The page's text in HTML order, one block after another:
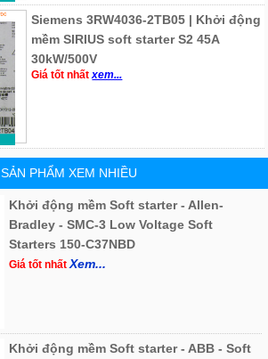
Siemens 3RW4036-2TB05 | Khởi động
mềm SIRIUS soft starter S2 45A
30kW/500V
Giá tốt nhấtxem...
SẢN PHẨM XEM NHIỀU
Khởi động mềm Soft starter - Allen-
Bradley - SMC-3 Low Voltage Soft
Starters 150-C37NBD
Giá tốt nhấtXem...
Khởi động mềm Soft starter - ABB - Soft